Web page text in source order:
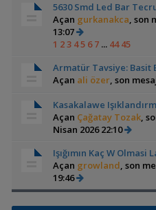
5630 Smd Led Bar
Açan gurkanakca, son
13:07
1 23 45 6 7... 44 45
Armatür Tavsiye: Basit
Açan ali özer, son
Kasakalawe
Açan Çağatay Tozak,
Nisan 2026 22:10
Işığımın Kaç W Olmasi
Açan growland, son
19:46